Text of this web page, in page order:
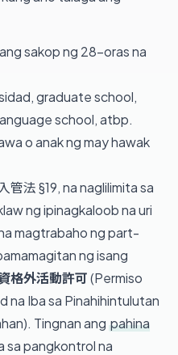
sakop ng 28-oras na
graduate school,
school, atbp.
o anak ng may hawak
法 §19, na naglilimita sa
ng ipinagkaloob na uri
magtrabaho ng part-
ng isang
格外活動許可(Permiso
na Iba sa Pinahihintulutan
Tingnan ang pahina
sa pangkontrol na